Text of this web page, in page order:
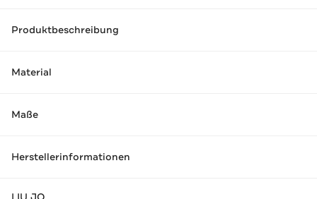
Produktbeschreibung
Material
Maße
Herstellerinformationen